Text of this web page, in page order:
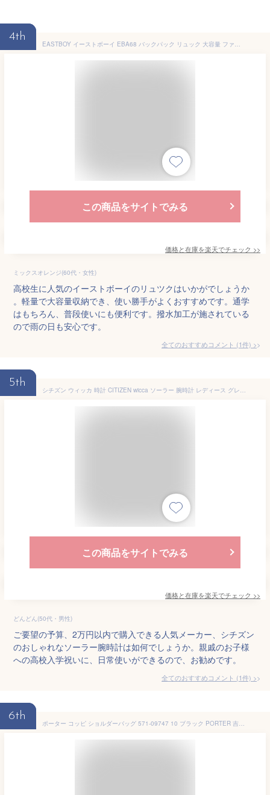
4th
EASTBOY イーストボーイ EBA68 バックパック リュック 大容量 ファイル 新入学 通学 大学 専門学校 高校 男性 女性 はっ水 撥水加工 軽量 レインカバー付属 パソコン PCポケット モバイル収納 ポケット 多機能 多収納 スクールバッグ スクールリュック 高校生 入学祝い 軽量
この商品をサイトでみる
価格と在庫を楽天でチェック >>
ミックスオレンジ(60代・女性)
高校生に人気のイーストボーイのリュツクはいかがでしょうか
。軽量で大容量収納でき、使い勝手がよくおすすめです。通学
はもちろん、普段使いにも便利です。撥水加工が施されている
ので雨の日も安心です。
全てのおすすめコメント (1件) >
5th
シチズン ウィッカ 時計 CITIZEN wicca ソーラー 腕時計 レディース グレージュ レザー KH3-525-90 女子 女の子 誕生日プレゼント 女性 彼女 友達 娘 かわいい 受験用時計 受験応援 ギフト グッズ 受験対応 腕時計 受験時計 入学祝い 卒業祝い 中学生 高校生 おしゃれ
この商品をサイトでみる
価格と在庫を楽天でチェック >>
どんどん(50代・男性)
ご要望の予算、2万円以内で購入できる人気メーカー、シチズン
のおしゃれなソーラー腕時計は如何でしょうか。親戚のお子様
への高校入学祝いに、日常使いができるので、お勧めです。
全てのおすすめコメント (1件) >
6th
ポーター コッピ ショルダーバッグ 571-09747 10 ブラック PORTER 吉田カバン COPPI カジュアル 正規品 ブランド サコッシュ メンズ レディース 斜めがけ 大人 軽量 軽い 小さめ 斜めがけバッグ 布 日本製